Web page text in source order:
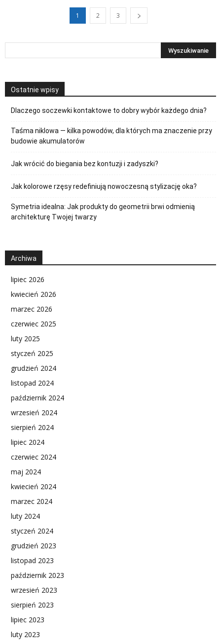
1 2 3
Ostatnie wpisy
Dlaczego soczewki kontaktowe to dobry wybór każdego dnia?
Taśma niklowa — kilka powodów, dla których ma znaczenie przy
budowie akumulatorów
Jak wrócić do biegania bez kontuzji i zadyszki?
Jak kolorowe rzęsy redefiniują nowoczesną stylizację oka?
Symetria idealna: Jak produkty do geometrii brwi odmienią
architekturę Twojej twarzy
Archiwa
lipiec 2026
kwiecień 2026
marzec 2026
czerwiec 2025
luty 2025
styczeń 2025
grudzień 2024
listopad 2024
październik 2024
wrzesień 2024
sierpień 2024
lipiec 2024
czerwiec 2024
maj 2024
kwiecień 2024
marzec 2024
luty 2024
styczeń 2024
grudzień 2023
listopad 2023
październik 2023
wrzesień 2023
sierpień 2023
lipiec 2023
luty 2023